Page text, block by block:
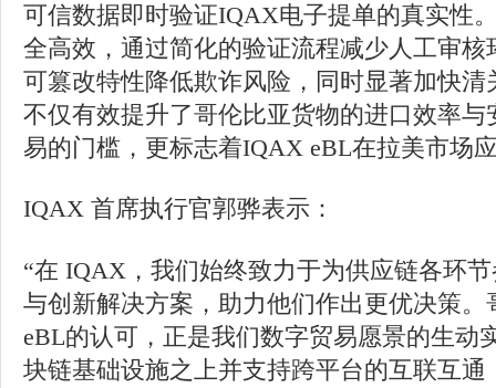
可信数据即时验证IQAX电子提单的真实性
全高效，通过简化的验证流程减少人工审
可篡改特性降低欺诈风险，同时显著加快
不仅有效提升了哥伦比亚货物的进口效率
易的门槛，更标志着IQAX eBL在拉美市场
IQAX 首席执行官郭骅表示：
“在 IQAX，我们始终致力于为供应链各环
与创新解决方案，助力他们作出更优决策
eBL的认可，正是我们数字贸易愿景的生动
块链基础设施之上并支持跨平台的互联互